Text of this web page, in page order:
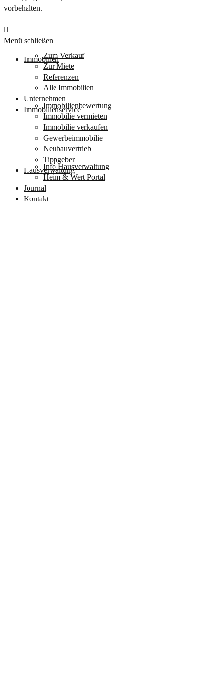
vorbehalten.
Menü schließen
ImmobilienZum Verkauf
Zur Miete
Referenzen
Alle Immobilien
Unternehmen
Immobilienservice
Immobilienbewertung
Immobilie vermieten
Immobilie verkaufen
Gewerbeimmobilie
Neubauvertrieb
Tippgeber
Hausverwaltung
Info Hausverwaltung
Heim & Wert Portal
Journal
Kontakt